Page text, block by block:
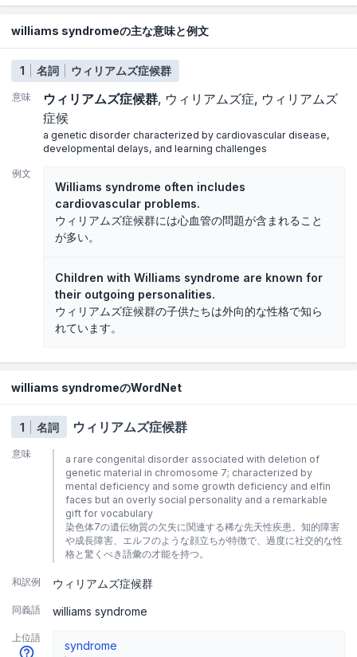
williams syndromeの主な意味と例文
1 名詞 ウィリアムズ症候群
意味 ウィリアムズ症候群 ウィリアムズ症
ウィリアムズ
症候
a genetic disorder characterized by cardiovascular disease,
developmental delays, and learning challenges
例文
Williams syndrome often includes
cardiovascular problems.
ウィリアムズ症候群には心血管の問題が含まれること
が多い。
Children with Williams syndrome are known for
their outgoing personalities.
ウィリアムズ症候群の子供たちは外向的な性格で知ら
れています。
williams syndromeのWordNet
1 名詞 ウィリアムズ症候群
意味
a rare congenital disorder associated with deletion of
genetic material in chromosome 7; characterized by
mental deficiency and some growth deficiency and elfin
faces but an overly social personality and a remarkable
gift for vocabulary
染色体7の遺伝物質の欠失に関連する稀な先天性疾患。知的障害
や成長障害、エルフのような顔立ちが特徴で、過度に社交的な性
格と驚くべき語彙の才能を持つ。
和訳例 ウィリアムズ症候群
同義語 williams syndrome
上位語
syndrome